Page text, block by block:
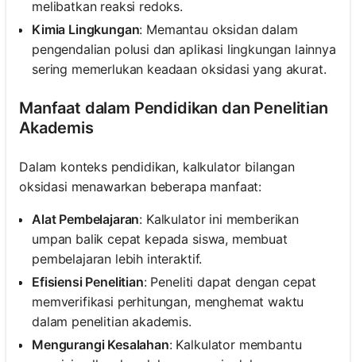
melibatkan reaksi redoks.
Kimia Lingkungan: Memantau oksidan dalam
pengendalian polusi dan aplikasi lingkungan lainnya
sering memerlukan keadaan oksidasi yang akurat.
Manfaat dalam Pendidikan dan Penelitian
Akademis
Dalam konteks pendidikan, kalkulator bilangan
oksidasi menawarkan beberapa manfaat:
Alat Pembelajaran: Kalkulator ini memberikan
umpan balik cepat kepada siswa, membuat
pembelajaran lebih interaktif.
Efisiensi Penelitian: Peneliti dapat dengan cepat
memverifikasi perhitungan, menghemat waktu
dalam penelitian akademis.
Mengurangi Kesalahan: Kalkulator membantu